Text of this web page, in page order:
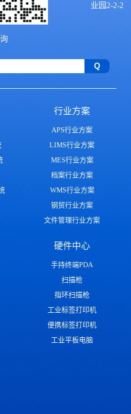
业园2-2-2
行业方案
APS行业方案
LIMS行业方案
MES行业方案
档案行业方案
WMS行业方案
钢贸行业方案
文件管理行业方案
硬件中心
手持终端PDA
扫描枪
指环扫描枪
工业标签打印机
便携标签打印机
工业平板电脑